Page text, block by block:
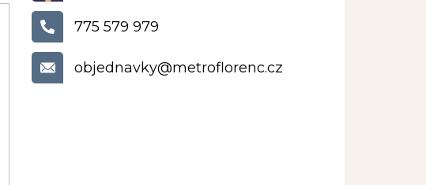
objednavky@metroflorenc.cz
775 579 979